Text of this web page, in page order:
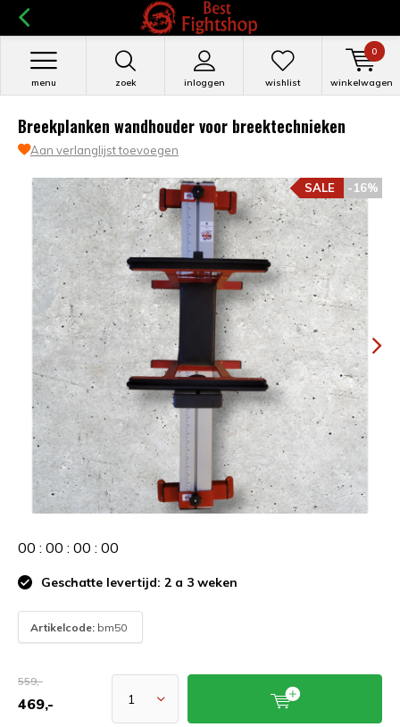
zoek inloggen
menu wishlist winkelwagen
0
Breekplanken wandhouder voor breektechnieken
Aan verlanglijst toevoegen
-16%
SALE
00 : 00 : 00 : 00
Geschatte levertijd: 2 a 3 weken
Artikelcode: bm50
559,-
469,-